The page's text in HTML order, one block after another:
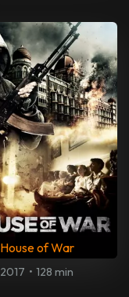
House of War
2017 • 128 min